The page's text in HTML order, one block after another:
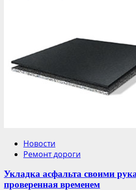
Новости
Ремонт дороги
Укладка асфальта своими
проверенная временем